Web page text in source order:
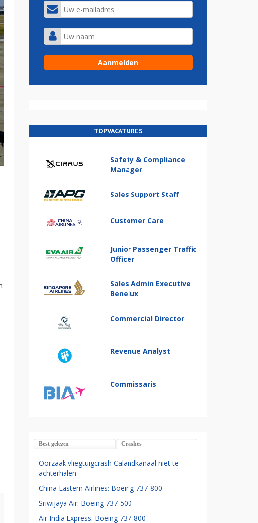
TOPVACATURES
Safety & Compliance
Manager
Sales Support Staff
Customer Care
Junior Passenger Traffic
Officer
Sales Admin Executive
Benelux
Commercial Director
Revenue Analyst
Commissaris
Best gelezen Crashes
Oorzaak vliegtuigcrash Calandkanaal niet te
achterhalen
China Eastern Airlines: Boeing 737-800
Sriwijaya Air: Boeing 737-500
Air India Express: Boeing 737-800